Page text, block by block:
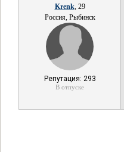
Krenk, 29
Россия, Рыбинск
Репутация: 293
В отпуске